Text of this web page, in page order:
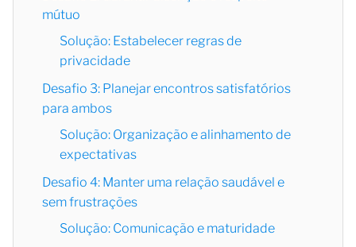
mútuo
Solução: Estabelecer regras de
privacidade
Desafio 3: Planejar encontros satisfatórios
para ambos
Solução: Organização e alinhamento de
expectativas
Desafio 4: Manter uma relação saudável e
sem frustrações
Solução: Comunicação e maturidade